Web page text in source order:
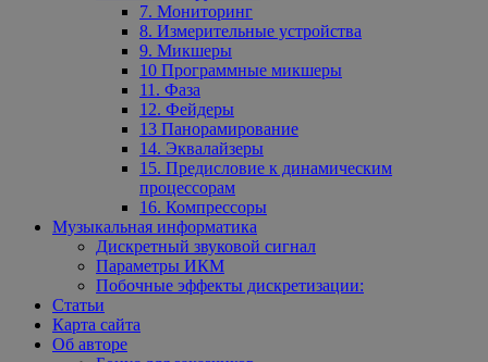
7. Мониторинг
8. Измерительные устройства
9. Микшеры
10 Программные микшеры
11. Фаза
12. Фейдеры
13 Панорамирование
14. Эквалайзеры
15. Предисловие к динамическим
процессорам
16. Компрессоры
Музыкальная информатика
Дискретный звуковой сигнал
Параметры ИКМ
Побочные эффекты дискретизации:
Статьи
Карта сайта
Об авторе